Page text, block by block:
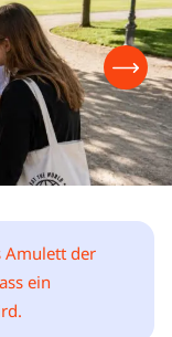
Amulett der
ein